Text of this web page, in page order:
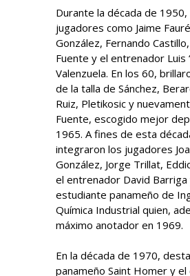
Durante la década de 1950,
jugadores como Jaime
González, Fernando
Fuente y el entrenador Luis
Valenzuela. En los 60,
de la talla de Sánchez,
Ruiz, Pletikosic y
Fuente, escogido mejor
1965. A fines de esta
integraron los jugadores
González, Jorge Trillat,
el entrenador David Barriga
estudiante panameño de
Química Industrial quien,
máximo anotador en 1969.
En la década de 1970,
panameño Saint Homer y